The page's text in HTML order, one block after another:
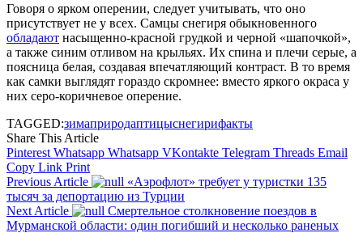
Говоря о ярком оперении, следует учитывать, что оно
присутствует не у всех. Самцы снегиря обыкновенного
обладают насыщенно-красной грудкой и черной «шапочкой»,
а также синим отливом на крыльях. Их спина и плечи серые, а
поясница белая, создавая впечатляющий контраст. В то время
как самки выглядят гораздо скромнее: вместо яркого окраса у
них серо-коричневое оперение.
TAGGED:зимаприродаптицыснегирифакты
Share This Article
Pinterest Whatsapp Whatsapp VKontakte Telegram Threads Email
Copy Link Print
Previous Article
«Аэрофлот» требует у туристки 135
тысяч за депортацию из Турции
Next Article
Смертельное столкновение поездов в
Мурманской области: один погибший и несколько раненых